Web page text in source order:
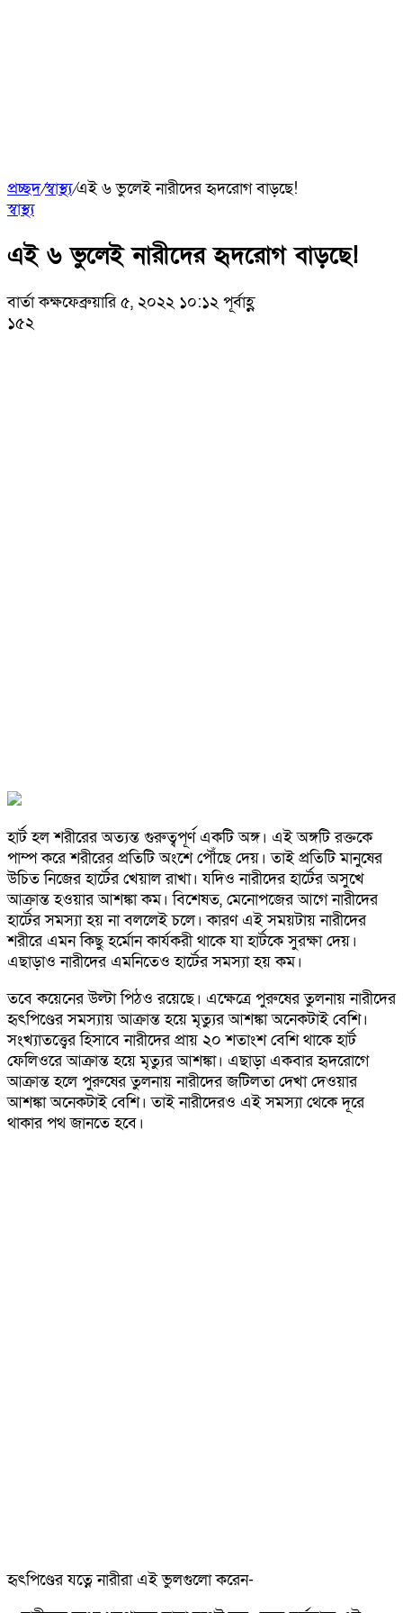
প্রচ্ছদ/স্বাস্থ্য/এই ৬ ভুলেই নারীদের হৃদরোগ বাড়ছে!
স্বাস্থ্য
এই ৬ ভুলেই নারীদের হৃদরোগ বাড়ছে!
বার্তা কক্ষফেব্রুয়ারি ৫, ২০২২ ১০:১২ পূর্বাহ্ণ
১৫২
হার্ট হল শরীরের অত্যন্ত গুরুত্বপূর্ণ একটি অঙ্গ। এই অঙ্গটি রক্তকে
পাম্প করে শরীরের প্রতিটি অংশে পৌঁছে দেয়। তাই প্রতিটি মানুষের
উচিত নিজের হার্টের খেয়াল রাখা। যদিও নারীদের হার্টের অসুখে
আক্রান্ত হওয়ার আশঙ্কা কম। বিশেষত, মেনোপজের আগে নারীদের
হার্টের সমস্যা হয় না বললেই চলে। কারণ এই সময়টায় নারীদের
শরীরে এমন কিছু হর্মোন কার্যকরী থাকে যা হার্টকে সুরক্ষা দেয়।
এছাড়াও নারীদের এমনিতেও হার্টের সমস্যা হয় কম।
তবে কয়েনের উল্টা পিঠও রয়েছে। এক্ষেত্রে পুরুষের তুলনায় নারীদের
হৃৎপিণ্ডের সমস্যায় আক্রান্ত হয়ে মৃত্যুর আশঙ্কা অনেকটাই বেশি।
সংখ্যাতত্ত্বের হিসাবে নারীদের প্রায় ২০ শতাংশ বেশি থাকে হার্ট
ফেলিওরে আক্রান্ত হয়ে মৃত্যুর আশঙ্কা। এছাড়া একবার হৃদরোগে
আক্রান্ত হলে পুরুষের তুলনায় নারীদের জটিলতা দেখা দেওয়ার
আশঙ্কা অনেকটাই বেশি। তাই নারীদেরও এই সমস্যা থেকে দূরে
থাকার পথ জানতে হবে।
হৃৎপিণ্ডের যত্নে নারীরা এই ভুলগুলো করেন-